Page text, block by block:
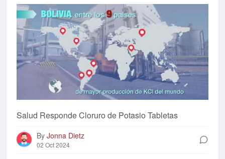
Salud Responde Cloruro de Potasio Tabletas
ByJonna Dietz
02 Oct 2024